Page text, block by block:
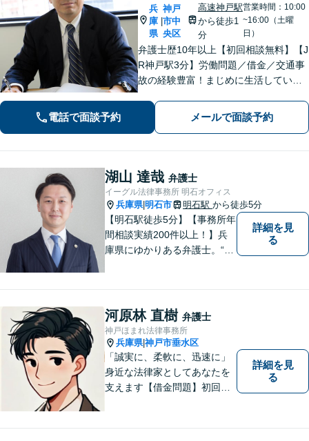
兵
庫
県
|
神戸
市中
央区
高速神戸駅
から徒歩1
分
営業時間：10:00
~16:00（土曜
日）
弁護士歴10年以上【初回相談無料】【J
R神戸駅3分】労働問題／借金／交通事
故の経験豊富！まじめに生活している
決策をご提案いたします。関西学院大
学大学院（ロースクール）の現役教
電話で面談予約 メールで面談予約
湖山 達哉 弁護士
イーグル法律事務所 明石オフィス
兵庫県|明石市 明石駅 から徒歩5分
【明石駅徒歩5分】【事務所年
間相談実績200件以上！】兵
庫県にゆかりある弁護士。“プ
題にも迅速に対応いたしま
す。【初回無料相談】
詳細を見
る
河原林 直樹 弁護士
神戸ほまれ法律事務所
兵庫県|神戸市垂水区
「誠実に、柔軟に、迅速に」
身近な法律家としてあなたを
支えます【借金問題】初回相
続問題】生前対策から相続発
詳細を見
る